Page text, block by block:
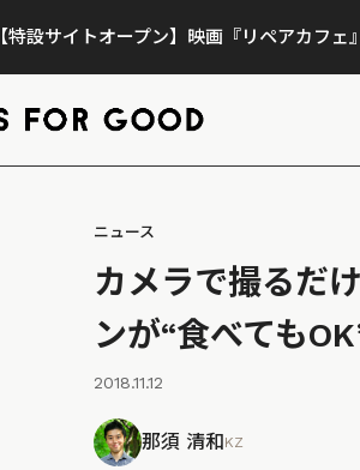
【特設サイトオープン】映画『リペアカフ
ニュース
カメラで撮るだ
ンが“食べても
2018.11.12
那須 清和KZ